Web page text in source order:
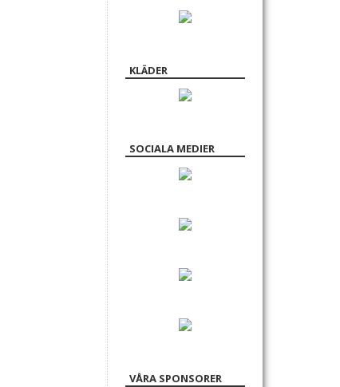
KLÄDER
SOCIALA MEDIER
VÅRA SPONSORER